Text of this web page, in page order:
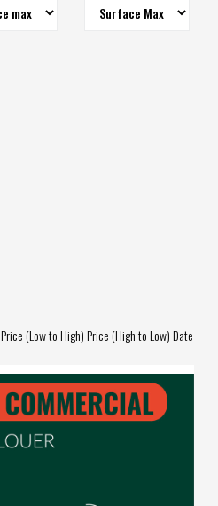
Price (Low to High) Price (High to Low) Date